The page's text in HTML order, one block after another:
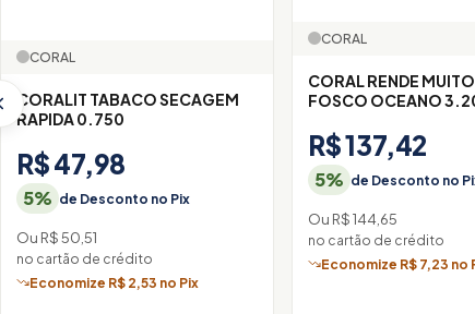
CORAL
CORALIT TABACO SECAGEM
RAPIDA 0.750
R$ 47,98
5% de Desconto no Pix
Ou R$ 50,51
no cartão de crédito
Economize R$ 2,53 no Pix
CORAL
CORAL RENDE
FOSCO OCEANO
R$ 137,42
5% de Desconto no
Ou R$ 144,65
no cartão de crédito
Economize R$ 7,23 no